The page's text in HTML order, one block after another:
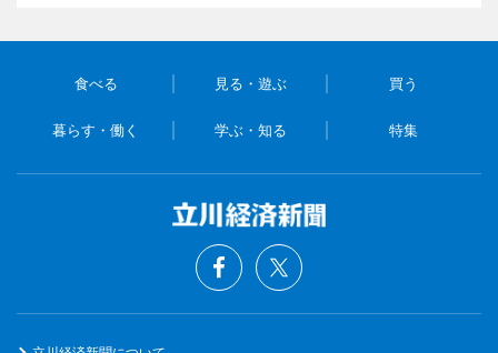
食べる 見る・遊ぶ 買う
暮らす・働く 学ぶ・知る 特集